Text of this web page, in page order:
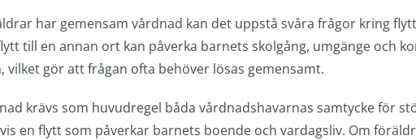
har gemensam vårdnad kan det uppstå svåra frågor kring
till en annan ort kan påverka barnets skolgång, umgänge och
vilket gör att frågan ofta behöver lösas gemensamt.
krävs som huvudregel båda vårdnadshavarnas samtycke för
en flytt som påverkar barnets boende och vardagsliv. Om